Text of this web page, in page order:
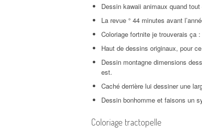
Dessin kawaii animaux quand
La revue ° 44 minutes avant
Coloriage fortnite je trouverais ça
Haut de dessins originaux, pour
Dessin montagne dimensions
est.
Caché derrière lui dessiner une
Dessin bonhomme et faisons un
Coloriage tractopelle